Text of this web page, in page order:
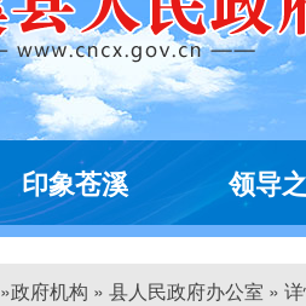
印象苍溪 领导
»政府机构 » 县人民政府办公室 »